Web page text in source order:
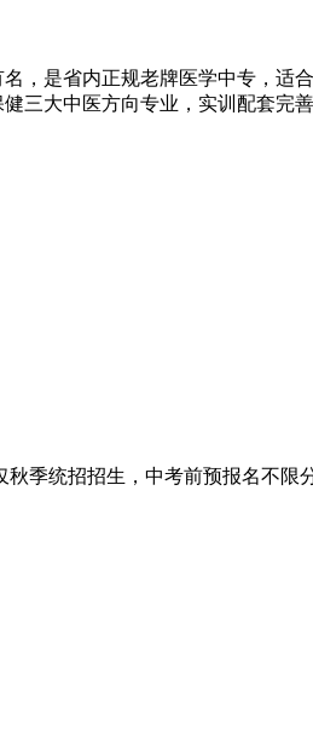
，是省内正规老牌医学中专，适
三大中医方向专业，实训配套完
季统招招生，中考前预报名不